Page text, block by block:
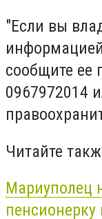
"Если вы
сообщите ее
0967972014
Читайте
Мариуполец
пенсионерку